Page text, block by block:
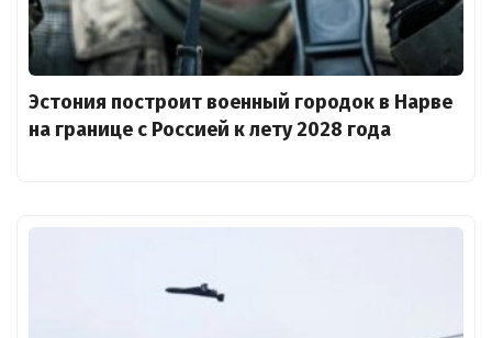
Эстония построит военный городок в Нарве
на границе с Россией к лету 2028 года